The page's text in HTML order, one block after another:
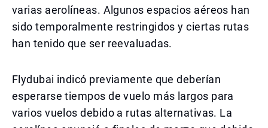
varias aerolíneas. Algunos espacios aéreos han
sido temporalmente restringidos y ciertas rutas
han tenido que ser reevaluadas.
Flydubai indicó previamente que deberían
esperarse tiempos de vuelo más largos para
varios vuelos debido a rutas alternativas. La